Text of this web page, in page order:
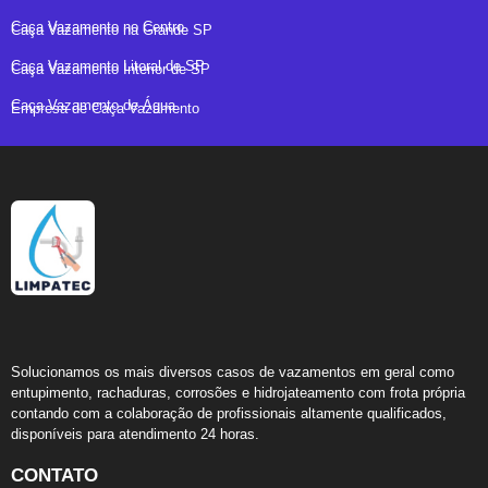
Caça Vazamento no Centro
Caça Vazamento na Grande SP
Caça Vazamento Litoral de SP
Caça Vazamento Interior de SP
Caça Vazamento de Água
Empresa de Caça Vazamento
Solucionamos os mais diversos casos de vazamentos em geral como
entupimento, rachaduras, corrosões e hidrojateamento com frota própria
contando com a colaboração de profissionais altamente qualificados,
disponíveis para atendimento 24 horas.
CONTATO